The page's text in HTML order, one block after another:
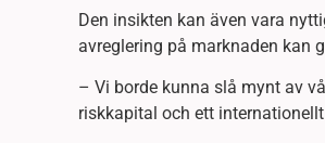
Den insikten kan även vara
avreglering på marknaden kan
– Vi borde kunna slå mynt av
riskkapital och ett